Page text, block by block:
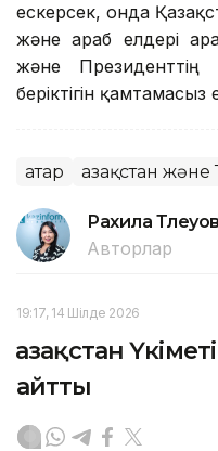
ескерсек, онда
және араб елдері
және
беріктігін қамтамасыз
Қатар Қазақстан
Рахила
Авторлар
19:17, 14 Шілде 2026
Қазақстан
айтты